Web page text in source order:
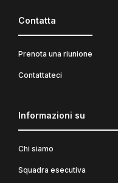
Contatta
Prenota una riunione
Contattateci
Informazioni su
Chi siamo
Squadra esecutiva